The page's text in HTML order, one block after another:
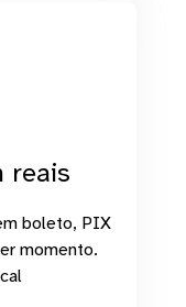
reais
boleto, PIX
momento.